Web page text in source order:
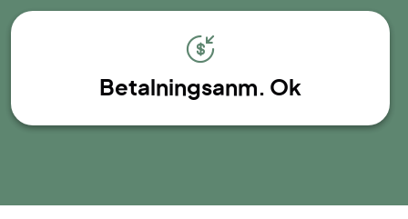
Betalningsanm. Ok